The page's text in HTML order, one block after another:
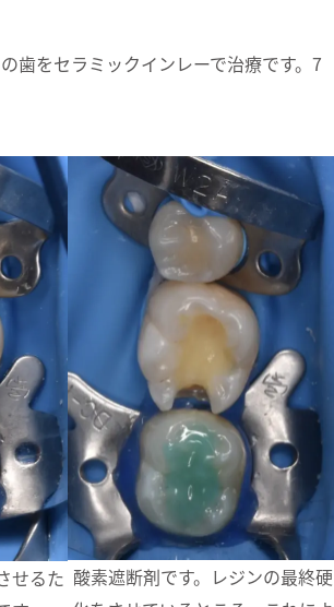
歯をセラミックインレーで治療です。7
せるた 酸素遮断剤です。レジンの最終硬